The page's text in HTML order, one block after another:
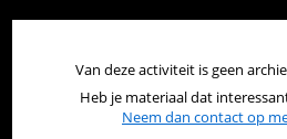
Van deze activiteit is geen
Heb je materiaal dat
Neem dan contact op